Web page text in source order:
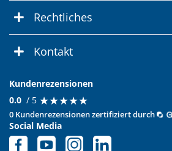
Rechtliches
Kontakt
Kundenrezensionen
0.0 / 5 ★★★★★
★★★★★
0 Kundenrezensionen zertifiziert durch
Social Media